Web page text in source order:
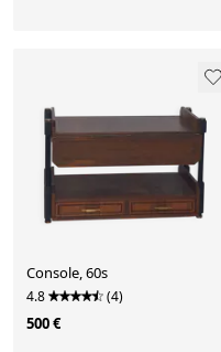
Console, 60s
4.8 (4)
500 €